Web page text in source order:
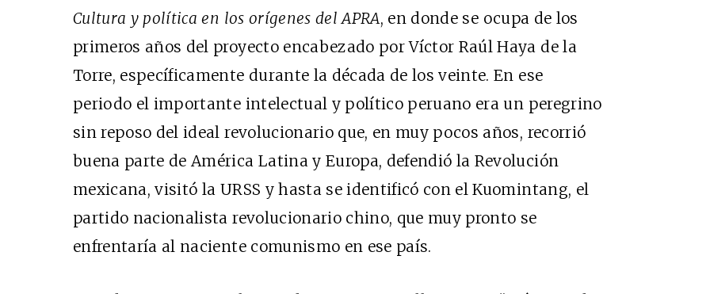
Cultura y política en los orígenes del APRA, en donde se ocupa de los
primeros años del proyecto encabezado por Víctor Raúl Haya de la
Torre, específicamente durante la década de los veinte. En ese
periodo el importante intelectual y político peruano era un peregrino
sin reposo del ideal revolucionario que, en muy pocos años, recorrió
buena parte de América Latina y Europa, defendió la Revolución
mexicana, visitó la URSS y hasta se identificó con el Kuomintang, el
partido nacionalista revolucionario chino, que muy pronto se
enfrentaría al naciente comunismo en ese país.